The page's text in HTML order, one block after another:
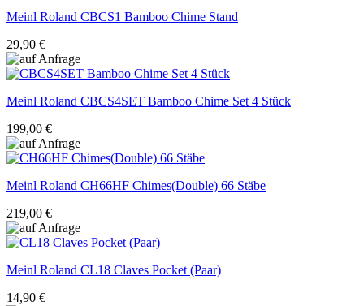
Meinl Roland CBCS1 Bamboo Chime Stand
29,90 €
Meinl Roland CBCS4SET Bamboo Chime Set 4 Stück
199,00 €
Meinl Roland CH66HF Chimes(Double) 66 Stäbe
219,00 €
Meinl Roland CL18 Claves Pocket (Paar)
14,90 €